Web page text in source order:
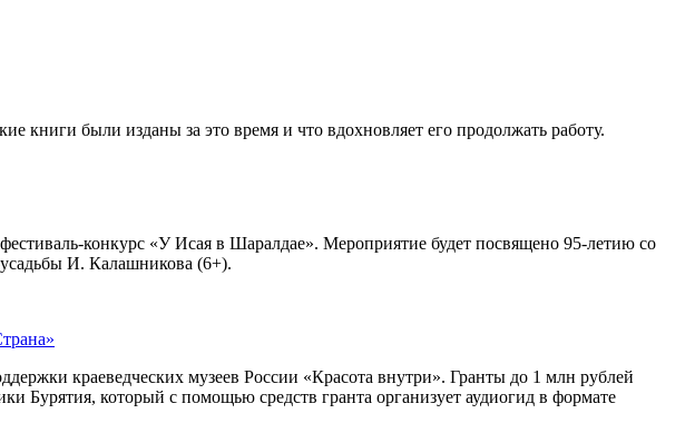
книги были изданы за это время и что вдохновляет его продолжать работу.
конкурс «У Исая в Шаралдае». Мероприятие будет посвящено 95-летию со
И. Калашникова (6+).
краеведческих музеев России «Красота внутри». Гранты до 1 млн рублей
Бурятия, который с помощью средств гранта организует аудиогид в формате